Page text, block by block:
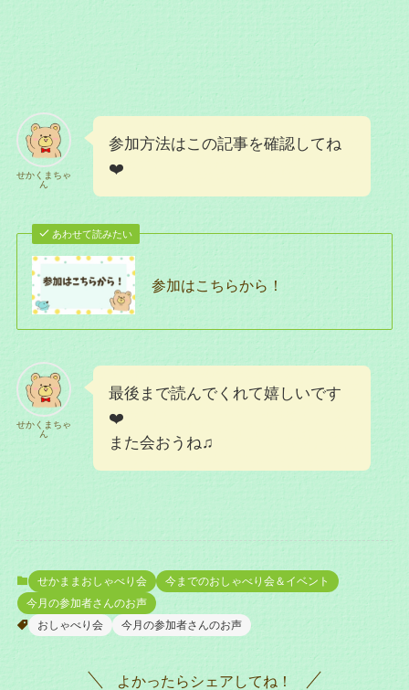
せかくまちゃ
ん
参加方法はこの記事を確認してね
❤️
あわせて読みたい
参加はこちらから！
せかくまちゃ
ん
最後まで読んでくれて嬉しいです
❤️
また会おうね♫
せかままおしゃべり会
今までのおしゃべり会＆イベント
今月の参加者さんのお声
おしゃべり会
今月の参加者さんのお声
よかったらシェアしてね！